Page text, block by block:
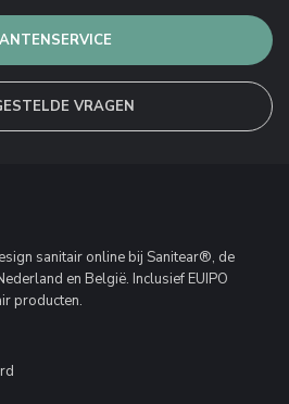
VRAGEN
sanitair online bij Sanitear®, de
en België. Inclusief EUIPO
producten.